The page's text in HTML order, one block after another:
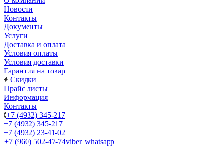
Новости
Контакты
Документы
Услуги
Доставка и оплата
Условия оплаты
Условия доставки
Гарантия на товар
Скидки
Прайс листы
Информация
Контакты
+7 (4932) 345-217
+7 (4932) 345-217
+7 (4932) 23-41-02
+7 (960) 502-47-74viber, whatsapp